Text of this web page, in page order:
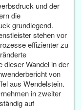
und der
die
grundlegend.
stehen vor
effizienter zu
dieser Wandel in der
von
aus Wendelstein.
in zweiter
auf